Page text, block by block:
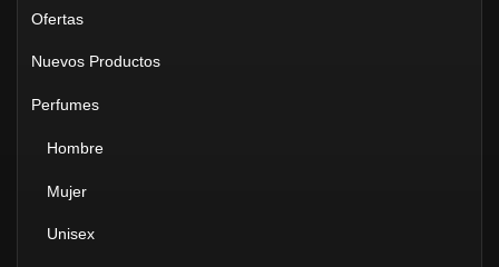
Ofertas
Nuevos Productos
Perfumes
Hombre
Mujer
Unisex